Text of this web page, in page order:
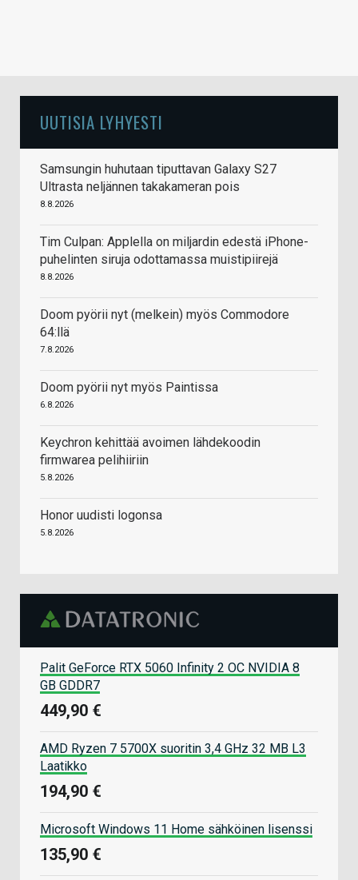
UUTISIA LYHYESTI
Samsungin huhutaan tiputtavan Galaxy S27
Ultrasta neljännen takakameran pois
8.8.2026
Tim Culpan: Applella on miljardin edestä iPhone-
puhelinten siruja odottamassa muistipiirejä
8.8.2026
Doom pyörii nyt (melkein) myös Commodore
64:llä
7.8.2026
Doom pyörii nyt myös Paintissa
6.8.2026
Keychron kehittää avoimen lähdekoodin
firmwarea pelihiiriin
5.8.2026
Honor uudisti logonsa
5.8.2026
Palit GeForce RTX 5060 Infinity 2 OC NVIDIA 8
GB GDDR7
449,90 €
AMD Ryzen 7 5700X suoritin 3,4 GHz 32 MB L3
Laatikko
194,90 €
Microsoft Windows 11 Home sähköinen lisenssi
135,90 €